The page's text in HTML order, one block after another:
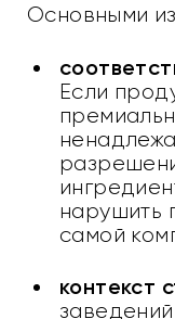
Основными
Если
нарушить
самой
контекст